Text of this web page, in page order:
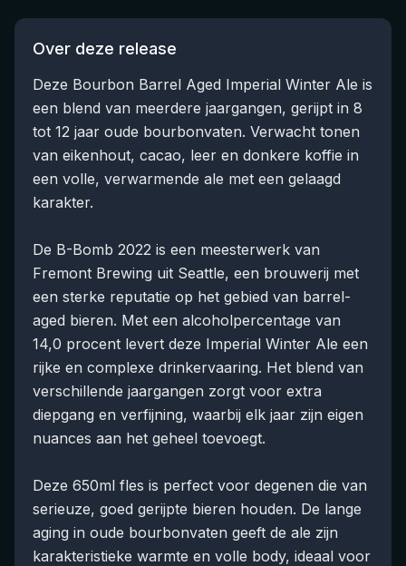
Over deze release
Deze Bourbon Barrel Aged Imperial Winter Ale is
een blend van meerdere jaargangen, gerijpt in 8
tot 12 jaar oude bourbonvaten. Verwacht tonen
van eikenhout, cacao, leer en donkere koffie in
een volle, verwarmende ale met een gelaagd
karakter.
De B-Bomb 2022 is een meesterwerk van
Fremont Brewing uit Seattle, een brouwerij met
een sterke reputatie op het gebied van barrel-
aged bieren. Met een alcoholpercentage van
14,0 procent levert deze Imperial Winter Ale een
rijke en complexe drinkervaaring. Het blend van
verschillende jaargangen zorgt voor extra
diepgang en verfijning, waarbij elk jaar zijn eigen
nuances aan het geheel toevoegt.
Deze 650ml fles is perfect voor degenen die van
serieuze, goed gerijpte bieren houden. De lange
aging in oude bourbonvaten geeft de ale zijn
karakteristieke warmte en volle body, ideaal voor